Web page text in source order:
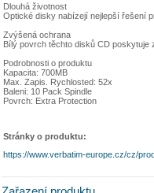
Dlouhá životnost
Optické disky nabízejí nejlepší řešení
Zvýšená ochrana
Bílý povrch těchto disků CD poskytuje
Podrobnosti o produktu
Kapacita: 700MB
Max. Zapis. Rychlosted: 52x
Baleni: 10 Pack Spindle
Povrch: Extra Protection
Stránky o produktu:
https://www.verbatim-europe.cz/cz/